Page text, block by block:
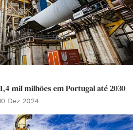
mil milhões em Portugal até 2030
Dez 2024